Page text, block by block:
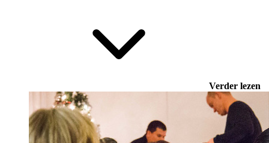
Verder lezen